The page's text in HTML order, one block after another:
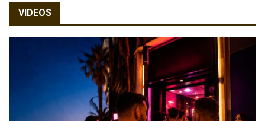
VIDEOS